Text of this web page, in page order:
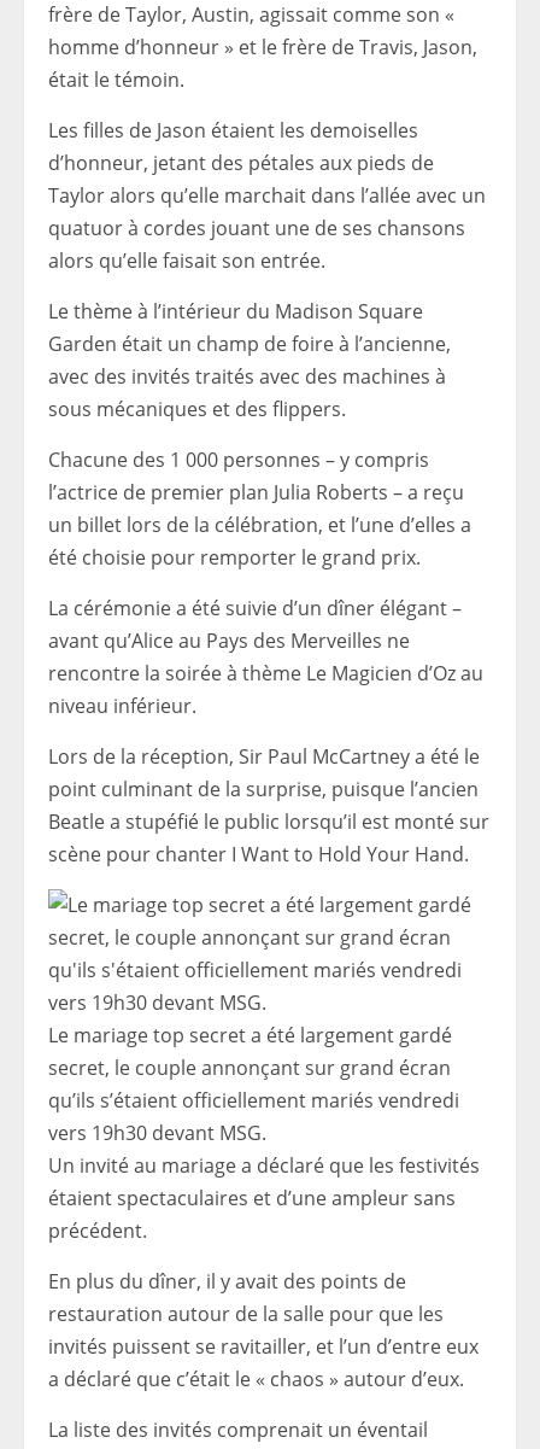
frère de Taylor, Austin, agissait comme son «
homme d’honneur » et le frère de Travis, Jason,
était le témoin.
Les filles de Jason étaient les demoiselles
d’honneur, jetant des pétales aux pieds de
Taylor alors qu’elle marchait dans l’allée avec un
quatuor à cordes jouant une de ses chansons
alors qu’elle faisait son entrée.
Le thème à l’intérieur du Madison Square
Garden était un champ de foire à l’ancienne,
avec des invités traités avec des machines à
sous mécaniques et des flippers.
Chacune des 1 000 personnes – y compris
l’actrice de premier plan Julia Roberts – a reçu
un billet lors de la célébration, et l’une d’elles a
été choisie pour remporter le grand prix.
La cérémonie a été suivie d’un dîner élégant –
avant qu’Alice au Pays des Merveilles ne
rencontre la soirée à thème Le Magicien d’Oz au
niveau inférieur.
Lors de la réception, Sir Paul McCartney a été le
point culminant de la surprise, puisque l’ancien
Beatle a stupéfié le public lorsqu’il est monté sur
scène pour chanter I Want to Hold Your Hand.
Le mariage top secret a été largement gardé
secret, le couple annonçant sur grand écran
qu’ils s’étaient officiellement mariés vendredi
vers 19h30 devant MSG.
Un invité au mariage a déclaré que les festivités
étaient spectaculaires et d’une ampleur sans
précédent.
En plus du dîner, il y avait des points de
restauration autour de la salle pour que les
invités puissent se ravitailler, et l’un d’entre eux
a déclaré que c’était le « chaos » autour d’eux.
La liste des invités comprenait un éventail